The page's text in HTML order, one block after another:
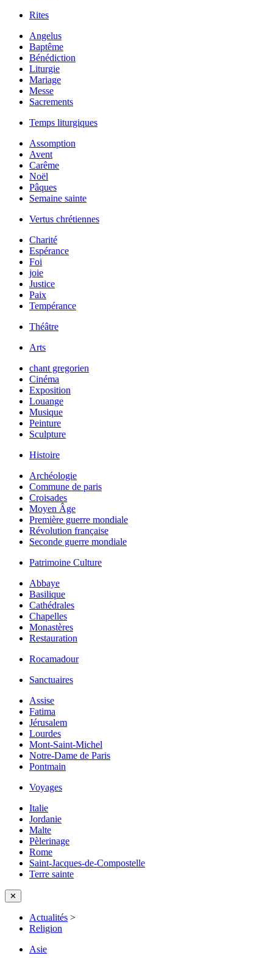
Rites
Angelus
Baptême
Bénédiction
Liturgie
Mariage
Messe
Sacrements
Temps liturgiques
Assomption
Avent
Carême
Noël
Pâques
Semaine sainte
Vertus chrétiennes
Charité
Espérance
Foi
joie
Justice
Paix
Tempérance
Théâtre
Arts
chant gregorien
Cinéma
Exposition
Louange
Musique
Peinture
Sculpture
Histoire
Archéologie
Commune de paris
Croisades
Moyen Âge
Première guerre mondiale
Révolution française
Seconde guerre mondiale
Patrimoine Culture
Abbaye
Basilique
Cathédrales
Chapelles
Monastères
Restauration
Rocamadour
Sanctuaires
Assise
Fatima
Jérusalem
Lourdes
Mont-Saint-Michel
Notre-Dame de Paris
Pontmain
Voyages
Italie
Jordanie
Malte
Pèlerinage
Rome
Saint-Jacques-de-Compostelle
Terre sainte
✕
Actualités >
Religion
Asie